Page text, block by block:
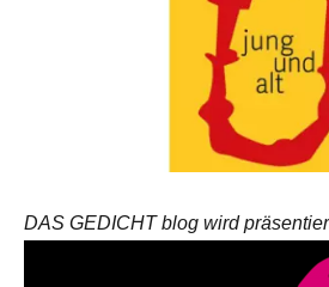
DAS GEDICHT blog wird